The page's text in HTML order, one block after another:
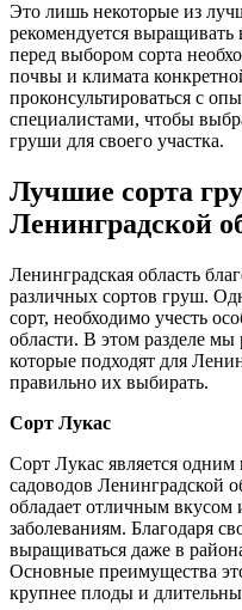
Это лишь некоторые из
рекомендуется
перед выбором сорта
почвы и климата
проконсультироваться с
специалистами, чтобы
груши для своего участка.
Лучшие сорта
Ленинградской
Ленинградская область
различных сортов груш.
сорт, необходимо учесть
области. В этом разделе
которые подходят для
правильно их выбирать.
Сорт Лукас
Сорт Лукас является
садоводов Ленинградской
обладает отличным
заболеваниям. Благодаря
выращиваться даже в
Основные преимущества
крупнее плоды и